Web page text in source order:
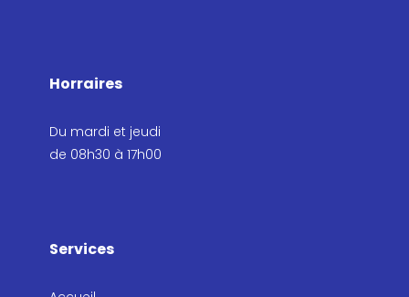
Horraires
Du mardi et jeudi
de 08h30 à 17h00
Services